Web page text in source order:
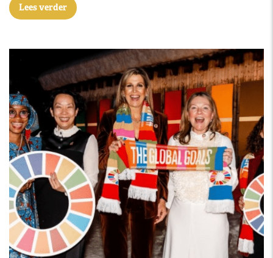
Lees verder